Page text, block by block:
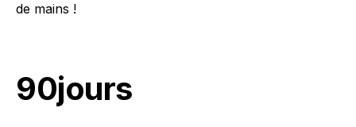
de mains !
90jours